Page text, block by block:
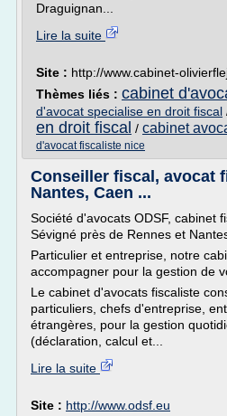
Draguignan...
Lire la suite
Site : http://www.cabinet-
Thèmes liés : cabinet
d'avocat specialise en droit fiscal
en droit fiscal / cabinet
d'avocat fiscaliste nice
Conseiller fiscal, avocat
Nantes, Caen ...
Société d'avocats ODSF, cabinet
Sévigné près de Rennes et
Particulier et entreprise, notre
accompagner pour la gestion de
Le cabinet d'avocats fiscaliste
particuliers, chefs d'entreprise,
étrangères, pour la gestion
(déclaration, calcul et...
Lire la suite
Site : http://www.odsf.eu